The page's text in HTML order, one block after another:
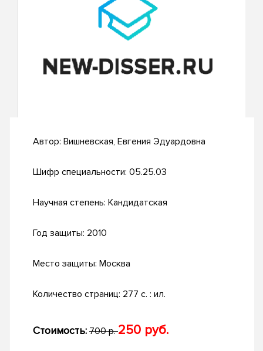
Автор: Вишневская, Евгения Эдуардовна
Шифр специальности: 05.25.03
Научная степень: Кандидатская
Год защиты: 2010
Место защиты: Москва
Количество страниц: 277 с. : ил.
Стоимость: 700 р.250 руб.